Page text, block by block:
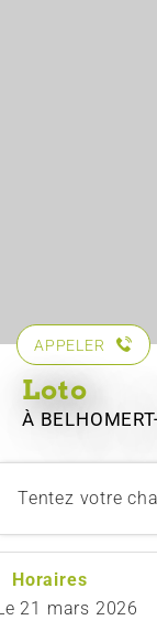
APPELER
Loto
À
Tentez votre
Horaires
21 mars 2026